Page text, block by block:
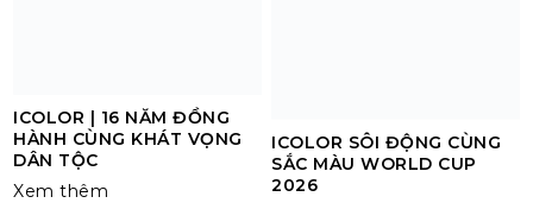
ICOLOR | 16 NĂM ĐỒNG
HÀNH CÙNG KHÁT VỌNG
DÂN TỘC
Xem thêm
ICOLOR SÔI ĐỘNG CÙNG
SẮC MÀU WORLD CUP
2026